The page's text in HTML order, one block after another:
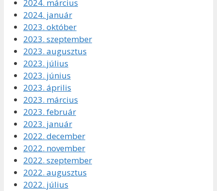
2024. március
2024. január
2023. október
2023. szeptember
2023. augusztus
2023. július
2023. június
2023. április
2023. március
2023. február
2023. január
2022. december
2022. november
2022. szeptember
2022. augusztus
2022. július